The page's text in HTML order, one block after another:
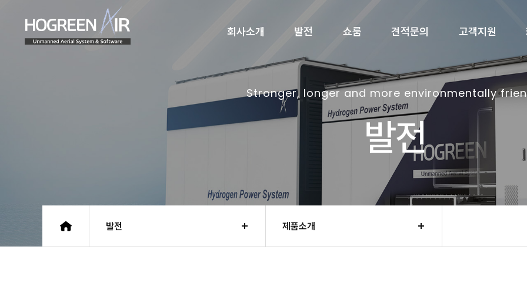
회사소개 발전 쇼룸 견적문의 고객지원
Stronger, longer and more environmentally
발전
발전 제품소개